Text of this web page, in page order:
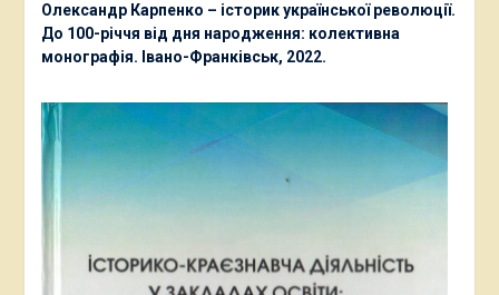
Олександр Карпенко – історик української революції.
До 100-річчя від дня народження: колективна
монографія. Івано-Франківськ, 2022.